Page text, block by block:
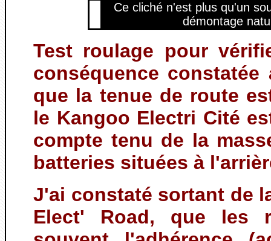
Ce cliché n'est plus qu'un
démontage
Test roulage pour
conséquence
que la tenue de route
le Kangoo Electri Cité
compte tenu de la
batteries situées à
J'ai constaté sortant de
Elect' Road, que les